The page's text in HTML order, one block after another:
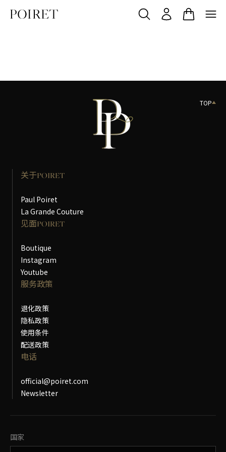
关于POIRET
Paul Poiret
La Grande Couture
见面POIRET
Boutique
Instagram
Youtube
服务政策
退化政策
隐私政策
使用条件
配送政策
电话
official@poiret.com
Newsletter
国家
更改国家
TOP